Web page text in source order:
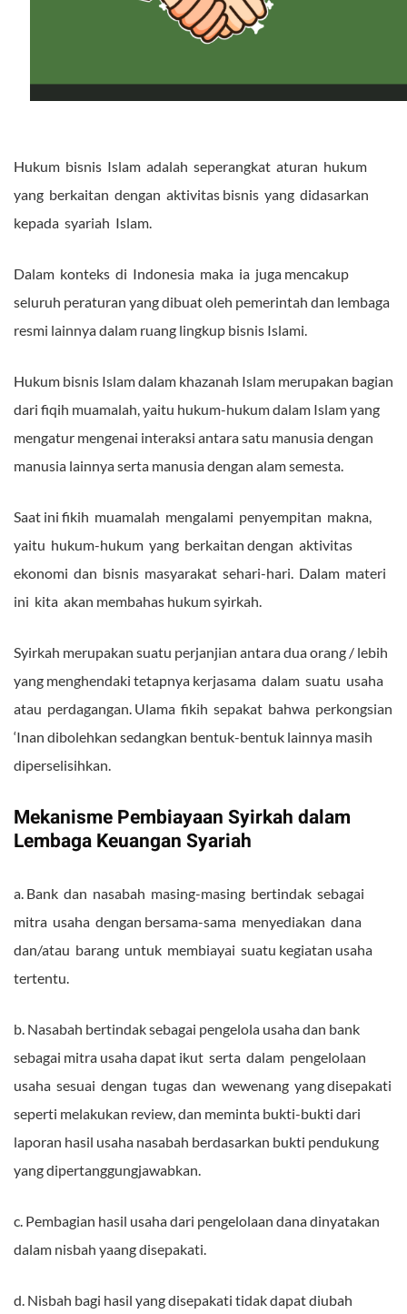
Hukum bisnis Islam adalah seperangkat aturan hukum
yang berkaitan dengan aktivitas bisnis yang didasarkan
kepada syariah Islam.
Dalam konteks di Indonesia maka ia juga mencakup
seluruh peraturan yang dibuat oleh pemerintah dan lembaga
resmi lainnya dalam ruang lingkup bisnis Islami.
Hukum bisnis Islam dalam khazanah Islam merupakan bagian
dari fiqih muamalah, yaitu hukum-hukum dalam Islam yang
mengatur mengenai interaksi antara satu manusia dengan
manusia lainnya serta manusia dengan alam semesta.
Saat ini fikih muamalah mengalami penyempitan makna,
yaitu hukum-hukum yang berkaitan dengan aktivitas
ekonomi dan bisnis masyarakat sehari-hari. Dalam materi
ini kita akan membahas hukum syirkah.
Syirkah merupakan suatu perjanjian antara dua orang / lebih
yang menghendaki tetapnya kerjasama dalam suatu usaha
atau perdagangan. Ulama fikih sepakat bahwa perkongsian
‘Inan dibolehkan sedangkan bentuk-bentuk lainnya masih
diperselisihkan.
Mekanisme Pembiayaan Syirkah dalam
Lembaga Keuangan Syariah
a. Bank dan nasabah masing-masing bertindak sebagai
mitra usaha dengan bersama-sama menyediakan dana
dan/atau barang untuk membiayai suatu kegiatan usaha
tertentu.
b. Nasabah bertindak sebagai pengelola usaha dan bank
sebagai mitra usaha dapat ikut serta dalam pengelolaan
usaha sesuai dengan tugas dan wewenang yang disepakati
seperti melakukan review, dan meminta bukti-bukti dari
laporan hasil usaha nasabah berdasarkan bukti pendukung
yang dipertanggungjawabkan.
c. Pembagian hasil usaha dari pengelolaan dana dinyatakan
dalam nisbah yaang disepakati.
d. Nisbah bagi hasil yang disepakati tidak dapat diubah